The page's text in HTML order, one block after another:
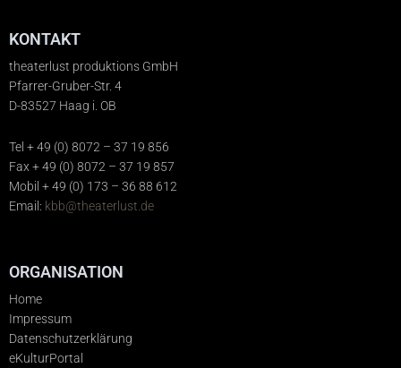
KONTAKT
theaterlust produktions GmbH
Pfarrer-Gruber-Str. 4
D-83527 Haag i. OB
Tel + 49 (0) 8072 – 37 19 856
Fax + 49 (0) 8072 – 37 19 857
Mobil + 49 (0) 173 – 36 88 612
Email: kbb@theaterlust.de
ORGANISATION
Home
Impressum
Datenschutzerklärung
eKulturPortal